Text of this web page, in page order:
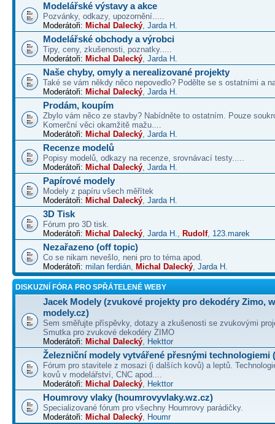
Modelářské výstavy a akce
Pozvánky, odkazy, upozornění.....
Moderátoři: Michal Dalecký, Jarda H.
Modelářské obchody a výrobci
Tipy, ceny, zkušenosti, poznatky.....
Moderátoři: Michal Dalecký, Jarda H.
Naše chyby, omyly a nerealizované projekty
Také se vám někdy něco nepovedlo? Podělte se s ostatními a
Moderátoři: Michal Dalecký, Jarda H.
Prodám, koupím
Zbylo vám něco ze stavby? Nabídněte to ostatním. Pouze
Komerční věci okamžitě mažu....
Moderátoři: Michal Dalecký, Jarda H.
Recenze modelů
Popisy modelů, odkazy na recenze, srovnávací testy.....
Moderátoři: Michal Dalecký, Jarda H.
Papírové modely
Modely z papíru všech měřítek
Moderátoři: Michal Dalecký, Jarda H.
3D Tisk
Fórum pro 3D tisk.
Moderátoři: Michal Dalecký, Jarda H., Rudolf, 123.marek
Nezařazeno (off topic)
Co se nikam nevešlo, neni pro to téma apod.
Moderátoři: milan ferdián, Michal Dalecký, Jarda H.
DISKUZNÍ FÓRA PRO SPŘÁTELENÉ WEBY
Jacek Modely (zvukové projekty pro dekodéry Zimo,
modely.cz)
Sem směřujte příspěvky, dotazy a zkušenosti se zvukovými
Smutka pro zvukové dekodéry ZIMO
Moderátoři: Michal Dalecký, Hekttor
Železniční modely vytvářené přesnými technologiemi
Fórum pro stavitele z mosazi (i dalších kovů) a leptů.
kovů v modelářství, CNC apod....
Moderátoři: Michal Dalecký, Hekttor
Houmrovy vlaky (houmrovyvlaky.wz.cz)
Specializované fórum pro všechny Houmrovy parádičky.
Moderátoři: Michal Dalecký, Houmr